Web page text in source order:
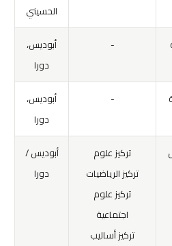
الحسيني
-
أبوديس،
دورا
-
أبوديس،
دورا
تركيز علوم
تركيز الرياضيات
تركيز علوم
اجتماعية
تركيز أساليب
أبوديس /
دورا